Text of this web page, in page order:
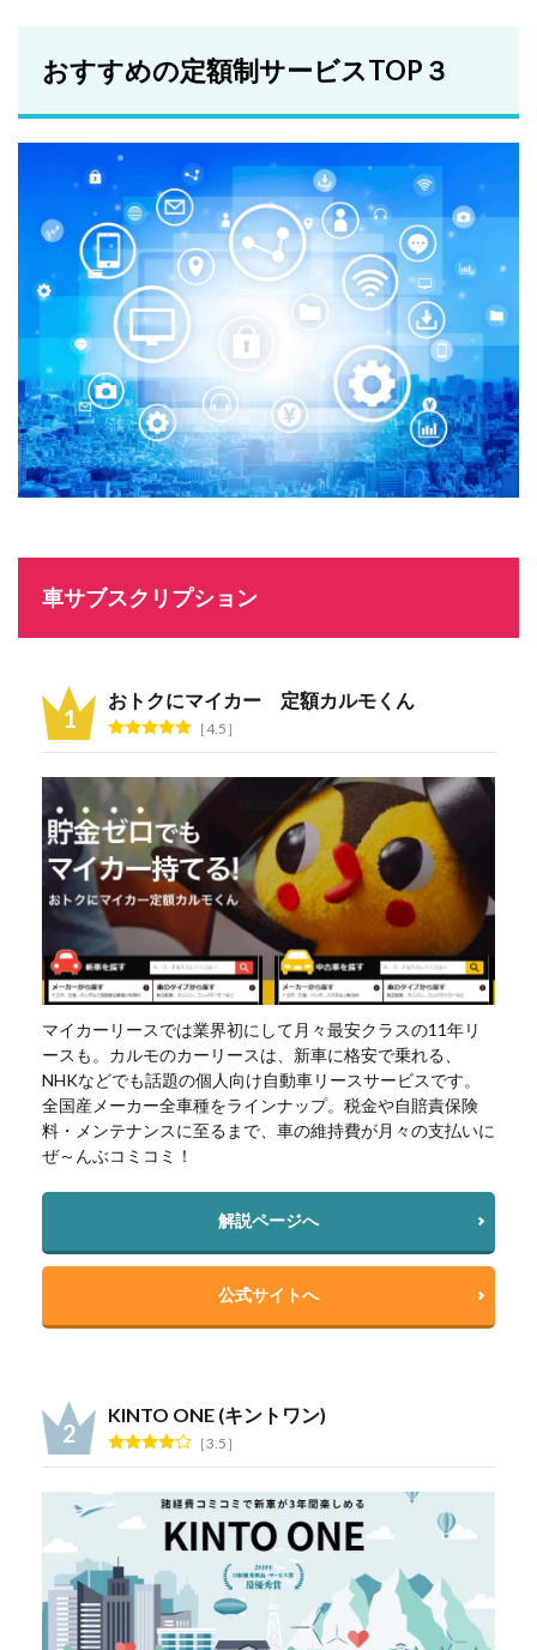
おすすめの定額制サービスTOP３
車サブスクリプション
おトクにマイカー 定額カルモくん
4.5
マイカーリースでは業界初にして月々最安クラスの11年リ
ースも。カルモのカーリースは、新車に格安で乗れる、
NHKなどでも話題の個人向け自動車リースサービスです。
全国産メーカー全車種をラインナップ。税金や自賠責保険
料・メンテナンスに至るまで、車の維持費が月々の支払いに
ぜ～んぶコミコミ！
解説ページへ
公式サイトへ
KINTO ONE (キントワン)
3.5